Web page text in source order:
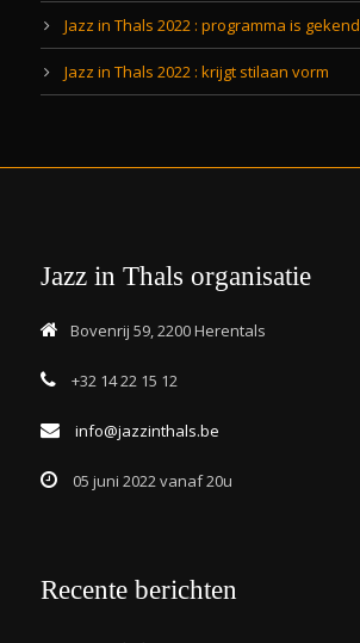
Jazz in Thals 2022 : programma is gekend
Jazz in Thals 2022 : krijgt stilaan vorm
Jazz in Thals organisatie
Bovenrij 59, 2200 Herentals
+32 14 22 15 12
info@jazzinthals.be
05 juni 2022 vanaf 20u
Recente berichten